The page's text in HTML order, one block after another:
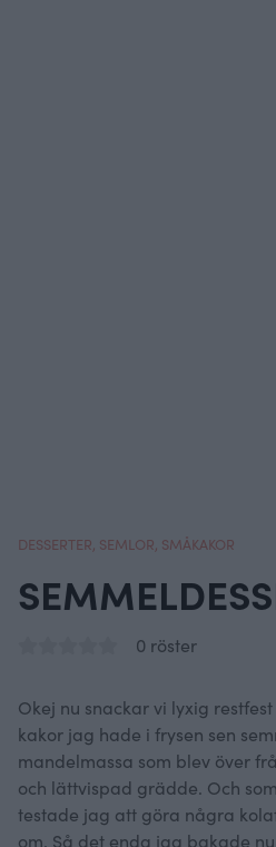
DESSERTER SEMLOR SMÅKAKOR
0 röster
Okej nu snackar vi lyxig
kakor jag hade i frysen sen
mandelmassa som blev över
och lättvispad grädde. Och
testade jag att göra några
om. Så det enda jag bakade